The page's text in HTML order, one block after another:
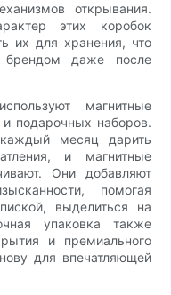
открывания.
этих коробок
их для хранения, что
брендом даже после
магнитные
подарочных наборов.
месяц дарить
и магнитные
Они добавляют
помогая
выделиться на
упаковка также
и премиального
для впечатляющей